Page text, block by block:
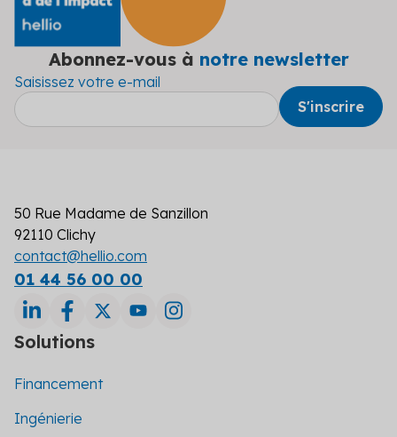
Abonnez-vous à notre newsletter
Saisissez votre e-mail
50 Rue Madame de Sanzillon
92110 Clichy
contact@hellio.com
01 44 56 00 00
Solutions
Financement
Ingénierie